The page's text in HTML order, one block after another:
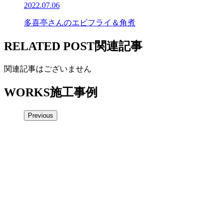
2022.07.06
多喜亭さんのエビフライ＆角煮
RELATED POST関連記事
関連記事はございません
WORKS施工事例
Previous